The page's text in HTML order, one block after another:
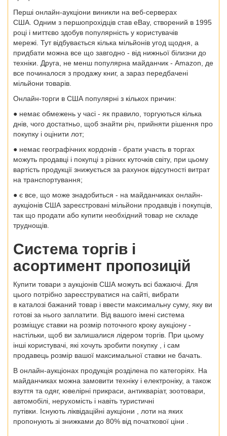
Перші онлайн-аукціони виникли на веб-серверах
США. Одним з першопрохідців став eBay, створений в 1995
році і миттєво здобув популярність у користувачів
мережі. Тут відбувається кілька мільйонів угод щодня, а
придбати можна все що завгодно - від нижньої білизни до
техніки. Друга, не менш популярна майданчик - Amazon, де
все починалося з продажу книг, а зараз передбачені
мільйони товарів.
Онлайн-торги в США популярні з кількох причин:
● немає обмежень у часі - як правило, торгуються кілька
днів, чого достатньо, щоб знайти річ, прийняти рішення про
покупку і оцінити лот;
● немає географічних кордонів - брати участь в торгах
можуть продавці і покупці з різних куточків світу, при цьому
вартість продукції знижується за рахунок відсутності витрат
на транспортування;
● є все, що може знадобиться - на майданчиках онлайн-
аукціонів США зареєстровані мільйони продавців і покупців,
так що продати або купити необхідний товар не складе
труднощів.
Система торгів і
асортимент пропозицій
Купити товари з аукціонів США можуть всі бажаючі. Для
цього потрібно зареєструватися на сайті, вибрати
в каталозі бажаний товар і ввести максимальну суму, яку ви
готові за нього заплатити. Від вашого імені система
розміщує ставки на розмір поточного кроку аукціону -
настільки, щоб ви залишалися лідером торгів. При цьому
інші користувачі, які хочуть зробити покупку
, і сам
продавець розмір вашої максимальної ставки не бачать.
В онлайн-аукціонах продукція розділена по категоріях. На
майданчиках можна замовити техніку і електроніку, а також
взуття та одяг, ювелірні прикраси, антикваріат, зоотовари,
автомобілі, нерухомість і навіть туристичні
путівки. Існують ліквідаційні аукціони
, лоти на яких
пропонують зі знижками до 80% від початкової ціни